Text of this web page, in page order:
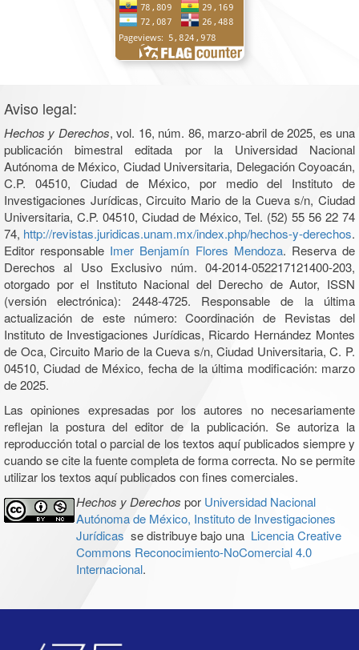
Aviso legal:
Hechos y Derechos, vol. 16, núm. 86, marzo-abril de 2025, es una
publicación bimestral editada por la Universidad Nacional
Autónoma de México, Ciudad Universitaria, Delegación Coyoacán,
C.P. 04510, Ciudad de México, por medio del Instituto de
Investigaciones Jurídicas, Circuito Mario de la Cueva s/n, Ciudad
Universitaria, C.P. 04510, Ciudad de México, Tel. (52) 55 56 22 74
74, http://revistas.juridicas.unam.mx/index.php/hechos-y-derechos.
Editor responsable Imer Benjamín Flores Mendoza. Reserva de
Derechos al Uso Exclusivo núm. 04-2014-052217121400-203,
otorgado por el Instituto Nacional del Derecho de Autor, ISSN
(versión electrónica): 2448-4725. Responsable de la última
actualización de este número: Coordinación de Revistas del
Instituto de Investigaciones Jurídicas, Ricardo Hernández Montes
de Oca, Circuito Mario de la Cueva s/n, Ciudad Universitaria, C. P.
04510, Ciudad de México, fecha de la última modificación: marzo
de 2025.
Las opiniones expresadas por los autores no necesariamente
reflejan la postura del editor de la publicación. Se autoriza la
reproducción total o parcial de los textos aquí publicados siempre y
cuando se cite la fuente completa de forma correcta. No se permite
utilizar los textos aquí publicados con fines comerciales.
Hechos y Derechos por Universidad Nacional
Autónoma de México, Instituto de Investigaciones
Jurídicas se distribuye bajo una Licencia Creative
Commons Reconocimiento-NoComercial 4.0
Internacional.